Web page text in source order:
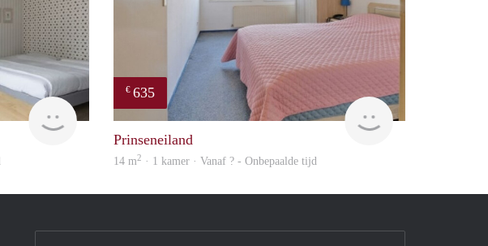
finder
€ 635
Woning
Prinseneiland
14 m2 · 1 kamer · Vanaf ? - Onbepaalde tijd